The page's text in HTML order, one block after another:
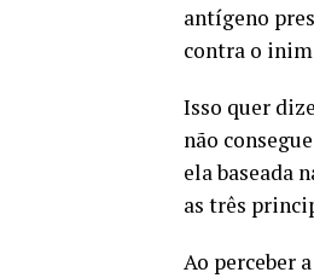
antígeno
contra o
Isso quer
não
ela baseada
as três
Ao perceber